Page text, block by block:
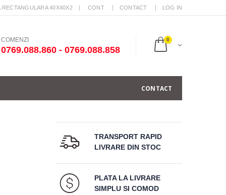
RECTANGULARA 40X40X2 CONT CONTACT LOG IN
COMENZI
0769.088.860 - 0769.088.858
0
CONTACT
TRANSPORT RAPID
LIVRARE DIN STOC
PLATA LA LIVRARE
SIMPLU SI COMOD